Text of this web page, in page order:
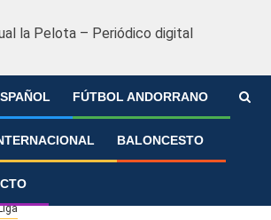
FÚTBOL ANDORRANO
BALONCESTO